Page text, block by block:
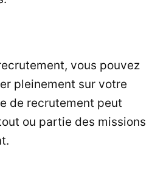
vous pouvez
pleinement sur votre
de recrutement peut
ou partie des missions